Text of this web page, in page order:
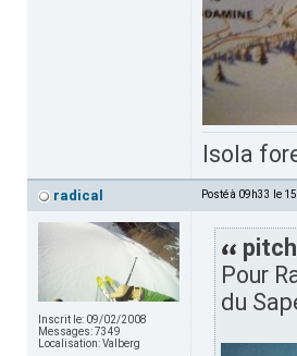
Isola
radical Posté à 09h33 le
Inscrit le: 09/02/2008
Messages:7349
Localisation:Valberg
Pour
du